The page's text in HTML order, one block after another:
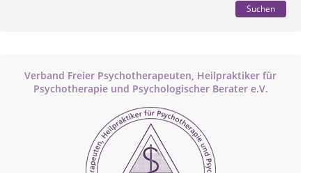
Suchen
Verband Freier Psychotherapeuten, Heilpraktiker für
Psychotherapie und Psychologischer Berater e.V.